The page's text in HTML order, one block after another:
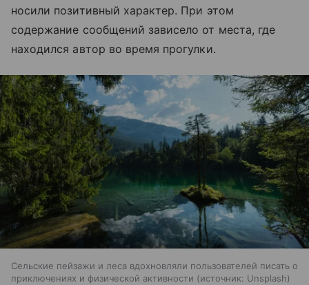
носили позитивный характер. При этом
содержание сообщений зависело от места, где
находился автор во время прогулки.
Сельские пейзажи и леса вдохновляли пользователей писать о
приключениях и физической активности
источник: Unsplash